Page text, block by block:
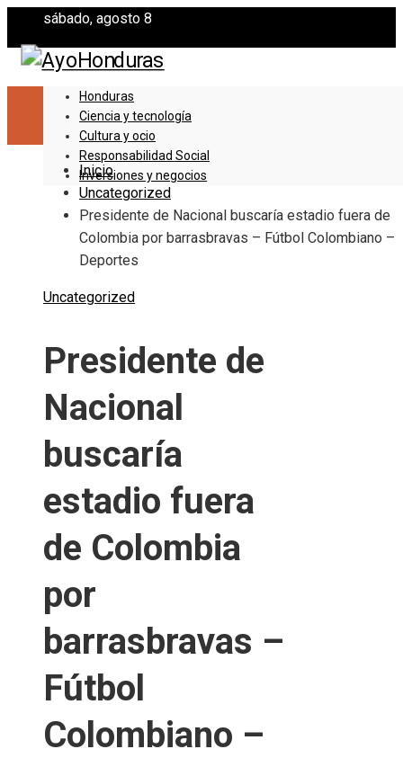
sábado, agosto 8
Honduras
Ciencia y tecnología
Cultura y ocio
Responsabilidad Social
Inversiones y negocios
Inicio
Uncategorized
Presidente de Nacional buscaría estadio fuera de
Colombia por barrasbravas – Fútbol Colombiano –
Deportes
Uncategorized
Presidente de
Nacional
buscaría
estadio fuera
de Colombia
por
barrasbravas –
Fútbol
Colombiano –